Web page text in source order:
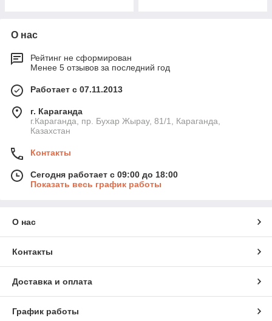
О нас
Рейтинг не сформирован
Менее 5 отзывов за последний год
Работает с 07.11.2013
г. Караганда
г.Караганда, пр. Бухар Жырау, 81/1, Караганда,
Казахстан
Контакты
Сегодня работает с 09:00 до 18:00
Показать весь график работы
О нас
Контакты
Доставка и оплата
График работы